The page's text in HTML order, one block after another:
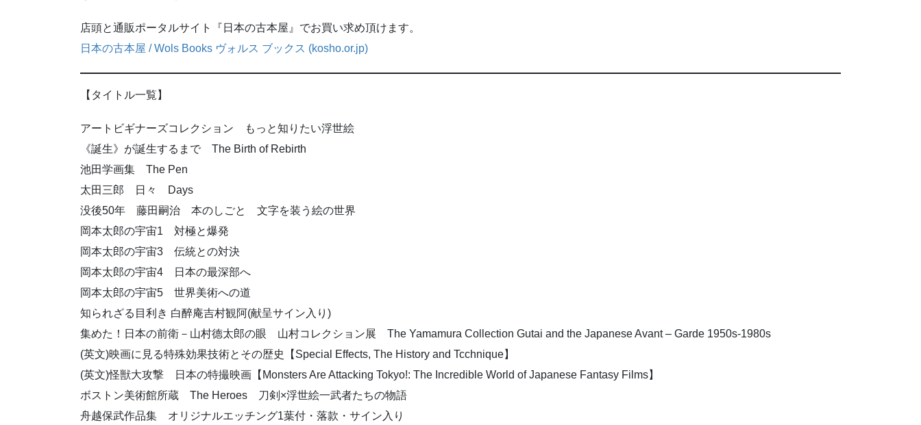
店頭と通販ポータルサイト『日本の古本屋』でお買い求め頂けます。
日本の古本屋 / Wols Books ヴォルス ブックス (kosho.or.jp)
【タイトル一覧】
アートビギナーズコレクション もっと知りたい浮世絵
《誕生》が誕生するまで The Birth of Rebirth
池田学画集 The Pen
太田三郎 日々 Days
没後50年 藤田嗣治 本のしごと 文字を装う絵の世界
岡本太郎の宇宙1 対極と爆発
岡本太郎の宇宙3 伝統との対決
岡本太郎の宇宙4 日本の最深部へ
岡本太郎の宇宙5 世界美術への道
知られざる目利き 白醉庵吉村観阿(献呈サイン入り)
集めた！日本の前衛－山村德太郎の眼 山村コレクション展 The Yamamura Collection Gutai and the Japanese Avant – Garde 1950s-1980s
(英文)映画に見る特殊効果技術とその歴史【Special Effects, The History and Tcchnique】
(英文)怪獣大攻撃 日本の特撮映画【Monsters Are Attacking Tokyo!: The Incredible World of Japanese Fantasy Films】
ボストン美術館所蔵 The Heroes 刀剣×浮世絵一武者たちの物語
舟越保武作品集 オリジナルエッチング1葉付・落款・サイン入り